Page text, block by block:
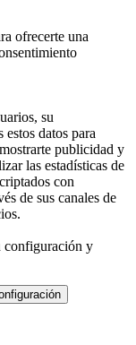
ofrecerte una
su
datos para
publicidad y
las estadísticas de
con
de sus canales de
configuración y